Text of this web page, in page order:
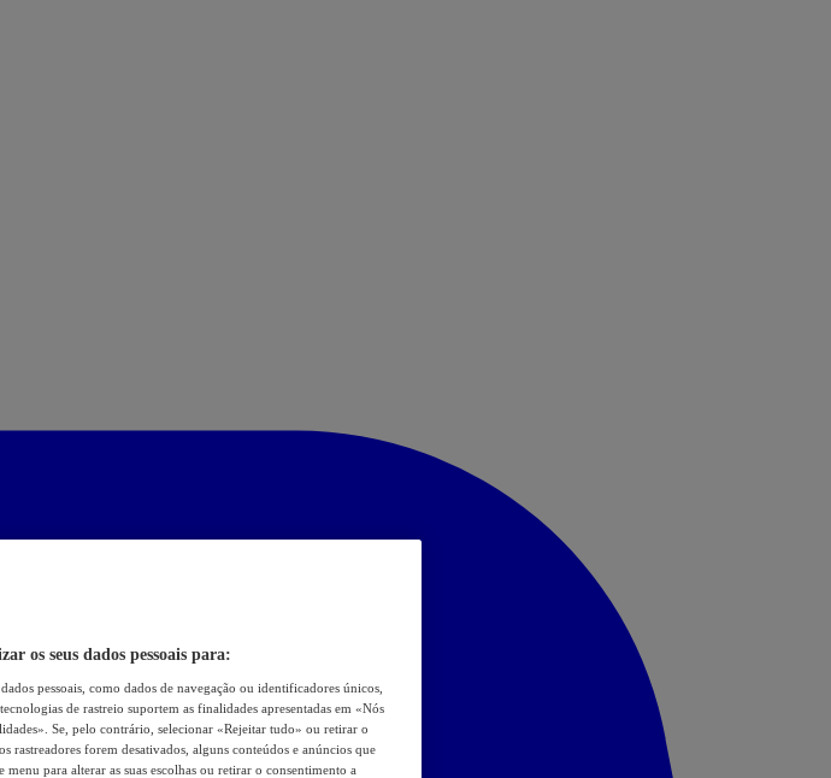
os seus dados pessoais para:
pessoais, como dados de navegação ou identificadores únicos,
de rastreio suportem as finalidades apresentadas em «Nós
Se, pelo contrário, selecionar «Rejeitar tudo» ou retirar o
rastreadores forem desativados, alguns conteúdos e anúncios que
para alterar as suas escolhas ou retirar o consentimento a